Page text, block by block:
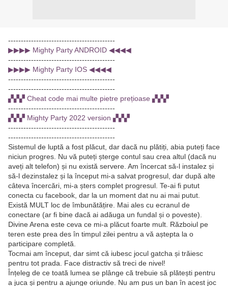
------------------------------------------
▶▶▶▶ Mighty Party ANDROID ◀◀◀◀
------------------------------------------
▶▶▶▶ Mighty Party IOS ◀◀◀◀
------------------------------------------
------------------------------------------
▞▞▞ Cheat code mai multe pietre prețioase ▞▞▞
------------------------------------------
▞▞▞ Mighty Party 2022 version ▞▞▞
------------------------------------------
------------------------------------------
Sistemul de luptă a fost plăcut, dar dacă nu plătiți, abia puteți face
niciun progres. Nu vă puteți șterge contul sau crea altul (dacă nu
aveți alt telefon) și nu există servere. Am încercat să-l instalez și
să-l dezinstalez și la început mi-a salvat progresul, dar după alte
câteva încercări, mi-a șters complet progresul. Te-ai fi putut
conecta cu facebook, dar la un moment dat nu ai mai putut.
Există MULT loc de îmbunătățire. Mai ales cu ecranul de
conectare (ar fi bine dacă ai adăuga un fundal și o poveste).
Divine Arena este ceva ce mi-a plăcut foarte mult. Războiul pe
teren este prea des în timpul zilei pentru a vă aștepta la o
participare completă.
Tocmai am început, dar simt că iubesc jocul gatcha și trăiesc
pentru tot prada. Face distractiv să treci de nivel!
Înțeleg de ce toată lumea se plânge că trebuie să plătești pentru
a juca și pentru a ajunge oriunde. Nu am pus un ban în acest joc